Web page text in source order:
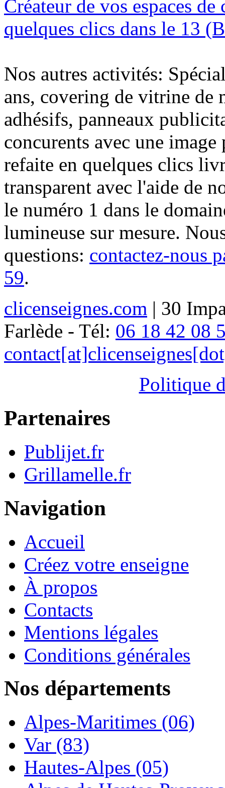
Créateur de vos espaces
quelques clics dans le 13
Nos autres activités:
ans, covering de vitrine de
adhésifs, panneaux
concurents avec une
refaite en quelques clics
transparent avec l'aide de
le numéro 1 dans le
lumineuse sur mesure.
questions: contactez-nous
59.
clicenseignes.com | 30
Farlède - Tél: 06 18 42 08
Politique
Partenaires
Publijet.fr
Grillamelle.fr
Navigation
Accueil
Créez votre enseigne
À propos
Contacts
Mentions légales
Conditions générales
Nos départements
Alpes-Maritimes (06)
Var (83)
Hautes-Alpes (05)